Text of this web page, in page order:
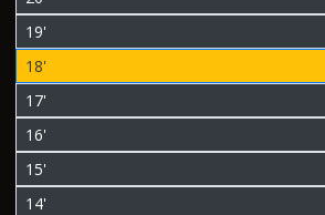
19'
18'
17'
16'
15'
14'